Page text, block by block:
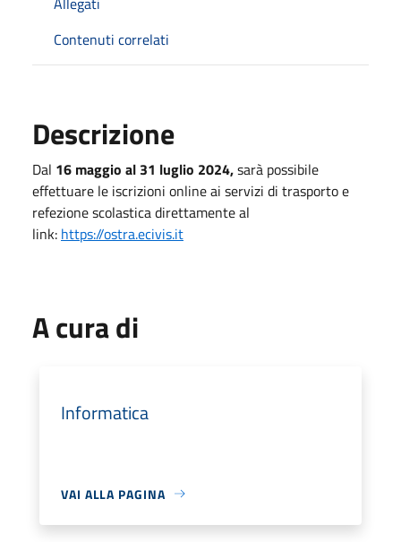
Contenuti correlati
Descrizione
Dal 16 maggio al 31 luglio 2024,sarà possibile
effettuare le iscrizioni online ai servizi di trasporto e
refezione scolastica direttamente al
link: https://ostra.ecivis.it
A cura di
Informatica
VAI ALLA PAGINA